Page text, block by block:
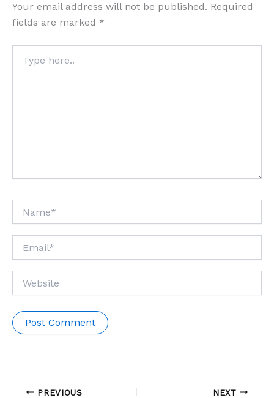
Your email address will not be published. Required
fields are marked *
here..
PREVIOUS NEXT